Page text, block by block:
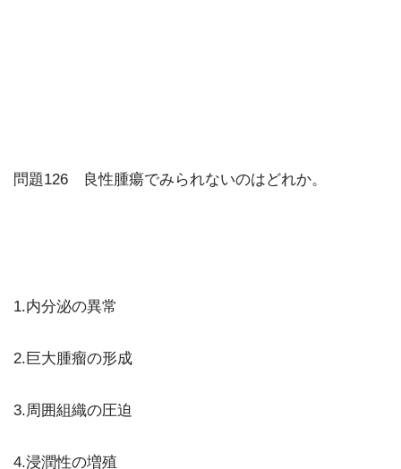
問題126 良性腫瘍でみられないのはどれか。
1.内分泌の異常
2.巨大腫瘤の形成
3.周囲組織の圧迫
4.浸潤性の増殖